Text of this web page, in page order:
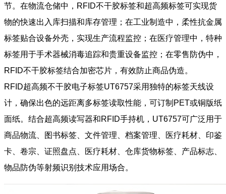
节。在物流仓储中，RFID不干胶标签和超高频标签可实现货
物的快速出入库扫描和库存管理；在工业制造中，柔性抗金属
标签贴合设备外壳，实现生产流程监控；在医疗管理中，特种
标签用于手术器械消毒追踪和贵重设备监控；在零售防伪中，
RFID不干胶标签结合加密芯片，有效防止商品伪造。
RFID超高频不干胶电子标签UT6757采用独特的标签天线设
计，确保出色的远距离多标签读取性能，可订制PET或铜版纸
面纸。结合超高频读写器和RFID手持机，UT6757可广泛用于
商品物流、图书标签、文件管理、档案管理、医疗耗材、印鉴
卡、卷宗、证照盘点、医疗耗材、仓库货物标签、产品标志、
物品防伪等射频识别技术应用场合。